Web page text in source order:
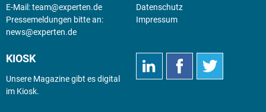
E-Mail:team@experten.de
Pressemeldungen bitte an:
news@experten.de
Datenschutz
Impressum
KIOSK
Unsere Magazine gibt es digital
im Kiosk.